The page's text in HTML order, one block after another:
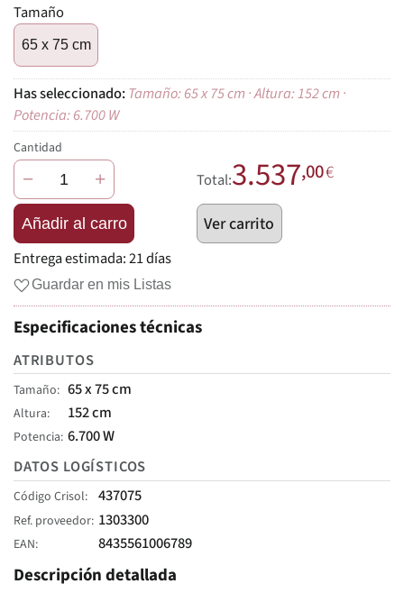
Tamaño
65 x 75 cm
Tamaño: 65 x 75 cm · Altura: 152 cm ·
Potencia: 6.700 W
Cantidad
− +
Añadir al carro
Total:3.537,00€
Ver carrito
Entrega estimada:21 días
Guardar en mis Listas
Especificaciones técnicas
ATRIBUTOS
Tamaño 65 x 75 cm
Altura 152 cm
Potencia 6.700 W
DATOS LOGÍSTICOS
Código Crisol 437075
Ref. proveedor 1303300
EAN 8435561006789
Descripción detallada